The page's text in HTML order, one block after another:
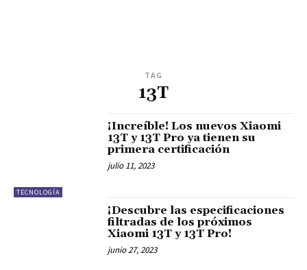
TAG
13T
TECNOLOGÍA
¡Increíble! Los nuevos Xiaomi
13T y 13T Pro ya tienen su
primera certificación
julio 11, 2023
¡Descubre las especificaciones
filtradas de los próximos
Xiaomi 13T y 13T Pro!
junio 27, 2023